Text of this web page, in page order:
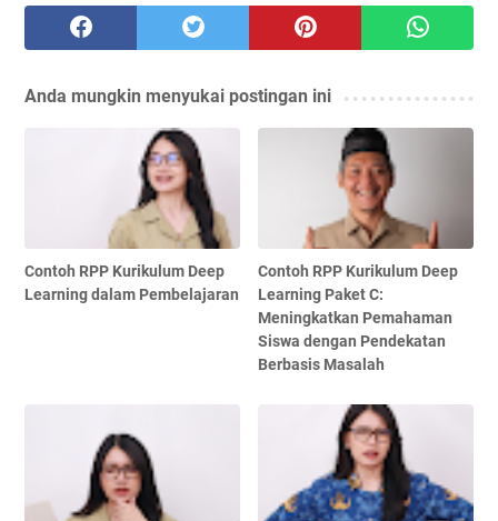
Anda mungkin menyukai postingan ini
Contoh RPP Kurikulum Deep
Learning dalam Pembelajaran
Contoh RPP Kurikulum Deep
Learning Paket C:
Meningkatkan Pemahaman
Siswa dengan Pendekatan
Berbasis Masalah